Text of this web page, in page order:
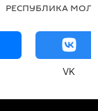
РЕСПУБЛИКА
VK